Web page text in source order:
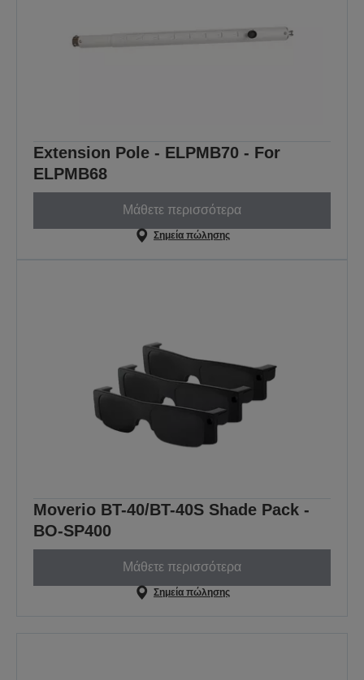
Extension Pole - ELPMB70 - For
ELPMB68
Μάθετε περισσότερα
Σημεία πώλησης
Moverio BT-40/BT-40S Shade Pack -
BO-SP400
Μάθετε περισσότερα
Σημεία πώλησης